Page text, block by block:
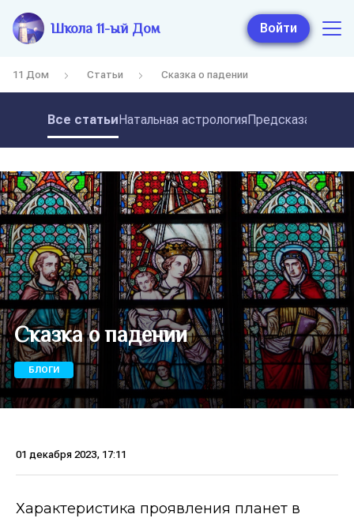
Школа 11-ый Дом Войти
11 Дом Статьи Сказка о падении
Все статьиНатальная астрология
Сказка о падении
БЛОГИ
01 декабря 2023, 17:11
Характеристика проявления планет в